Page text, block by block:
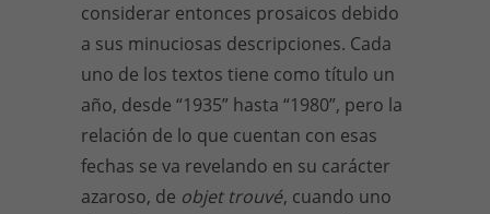
considerar entonces prosaicos debido
a sus minuciosas descripciones. Cada
uno de los textos tiene como título un
año, desde “1935” hasta “1980”, pero la
relación de lo que cuentan con esas
fechas se va revelando en su carácter
azaroso, de objet trouvé, cuando uno